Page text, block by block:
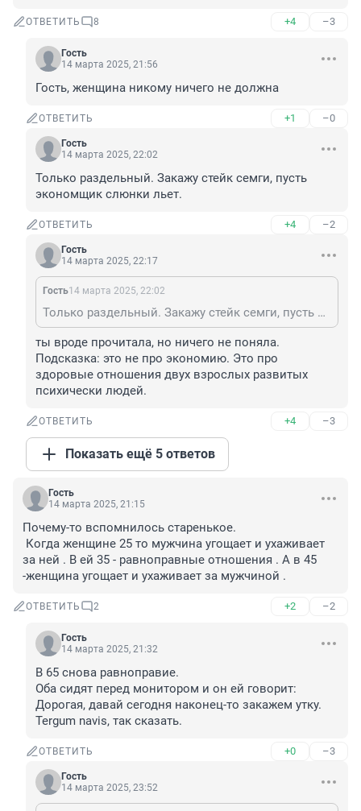
ОТВЕТИТЬ 8 +4 –3
Гость
14 марта 2025, 21:56
Гость, женщина никому ничего не должна
ОТВЕТИТЬ +1 –0
Гость
14 марта 2025, 22:02
Только раздельный. Закажу стейк семги, пусть
экономщик слюнки льет.
ОТВЕТИТЬ +4 –2
Гость
14 марта 2025, 22:17
Гость14 марта 2025, 22:02
Только раздельный. Закажу стейк семги, пусть экономщик слюнки льет.
ты вроде прочитала, но ничего не поняла.
Подсказка: это не про экономию. Это про
здоровые отношения двух взрослых развитых
психически людей.
ОТВЕТИТЬ +4 –3
Показать ещё 5 ответов
Гость
14 марта 2025, 21:15
Почему-то вспомнилось старенькое.
Когда женщине 25 то мужчина угощает и ухаживает
за ней . В ей 35 - равноправные отношения . А в 45
-женщина угощает и ухаживает за мужчиной .
ОТВЕТИТЬ 2 +2 –2
Гость
14 марта 2025, 21:32
В 65 снова равноправие.
Оба сидят перед монитором и он ей говорит:
Дорогая, давай сегодня наконец-то закажем утку.
Tergum navis, так сказать.
ОТВЕТИТЬ +0 –3
Гость
14 марта 2025, 23:52